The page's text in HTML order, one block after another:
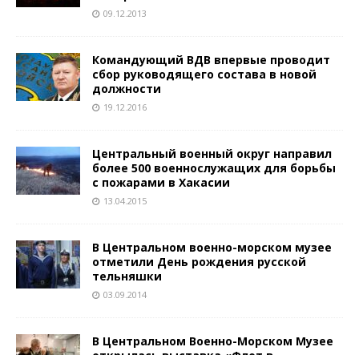
09.12.2013
Командующий ВДВ впервые проводит
сбор руководящего состава в новой
должности
19.12.2016
Центральный военный округ направил
более 500 военнослужащих для борьбы
с пожарами в Хакасии
13.04.2015
В Центральном военно-морском музее
отметили День рождения русской
тельняшки
03.09.2014
В Центральном Военно-Морском Музее